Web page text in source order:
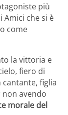
più
Amici che si è
come
la vittoria e
fiero di
figlia
avendo
morale del